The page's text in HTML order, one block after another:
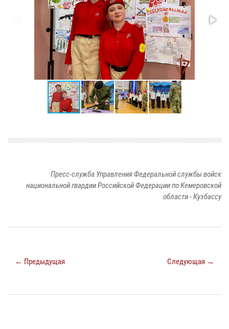
Пресс-служба Управления Федеральной службы войск
национальной гвардии Российской Федерации по Кемеровской
области - Кузбассу
← Предыдущая Следующая →